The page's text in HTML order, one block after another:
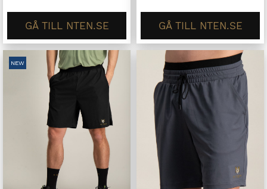
GÅ TILL NTEN.SE GÅ TILL NTEN.SE
NEW